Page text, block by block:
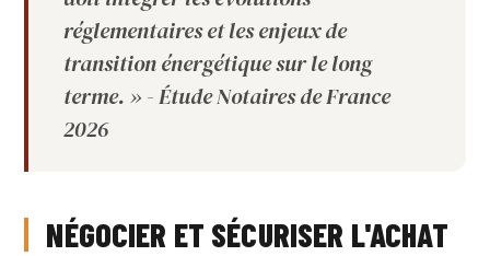
réglementaires et les enjeux de
transition énergétique sur le long
terme. » - Étude Notaires de France
2026
NÉGOCIER ET SÉCURISER L'ACHAT